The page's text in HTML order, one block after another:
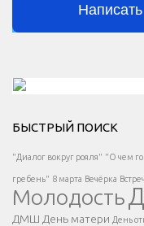
Написать
Есть вопрос?
Напишите нам
</span >
БЫСТРЫЙ ПОИСК
"Диалог вокруг рояля" "О чем
гребень" 8 марта Вечёрка
Молодость
ДМШ День матери День